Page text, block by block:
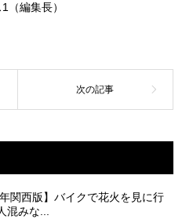
（編集長）
年関西版】バイクで花火を見に行
混みな...